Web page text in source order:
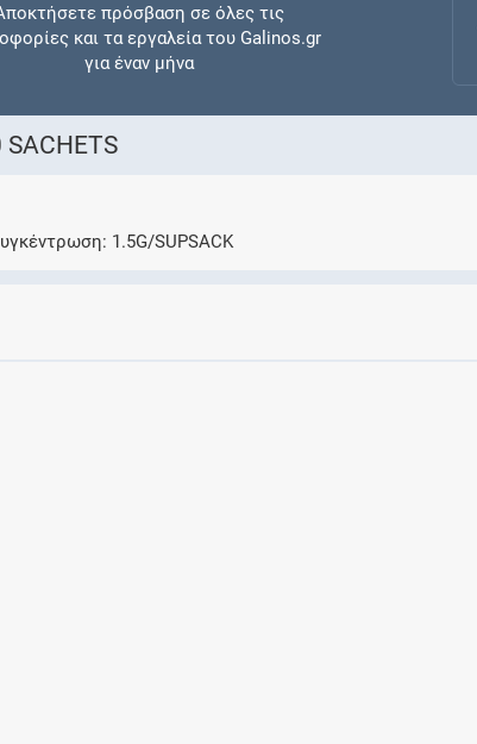
πρόσβαση σε όλες τις
και τα εργαλεία του Galinos.gr
για έναν μήνα
την αγωγή σας για αντενδείξεις και
1.5G/SUPSACK